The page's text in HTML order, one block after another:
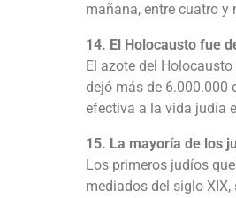
mañana, entre cuatro y
14. El Holocausto fue
El azote del
dejó más de 6.000.000
efectiva a la vida judía
15. La mayoría de los
Los primeros judíos
mediados del siglo